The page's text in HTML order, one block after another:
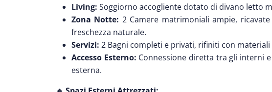
Living: Soggiorno accogliente dotato di divano letto
Zona Notte: 2 Camere matrimoniali ampie,
freschezza naturale.
Servizi: 2 Bagni completi e privati, rifiniti con materiali
Accesso Esterno: Connessione diretta tra gli interni
esterna.